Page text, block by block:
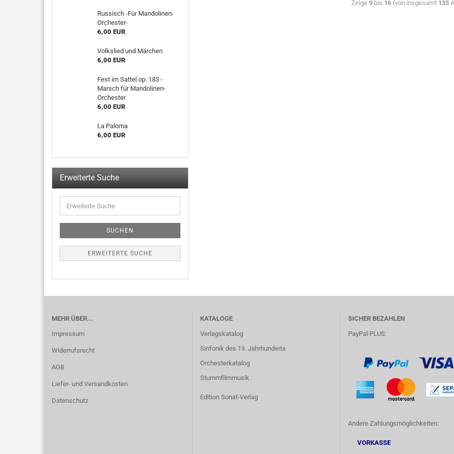
Zeige 9bis 16(von insgesamt 133
Russisch -Für Mandolinen-
Orchester-
6,00 EUR
Volkslied und Märchen
6,00 EUR
Fest im Sattel op. 183 -
Marsch für Mandolinen-
Orchester
6,00 EUR
La Paloma
6,00 EUR
Erweiterte Suche
SUCHEN
ERWEITERTE SUCHE
MEHR ÜBER...
Impressum
Widerrufsrecht
AGB
Liefer- und Versandkosten
Datenschutz
KATALOGE
Verlagskatalog
Sinfonik des 19. Jahrhunderts
Orchesterkatalog
Stummfilmmusik
Edition Sonat-Verlag
SICHER BEZAHLEN
PayPal PLUS:
Andere Zahlungsmöglichkeiten:
VORKASSE